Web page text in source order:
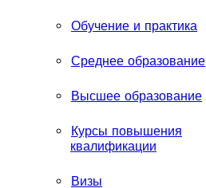
Обучение и практика
Среднее образование
Высшее образование
Курсы повышения
квалификации
Визы